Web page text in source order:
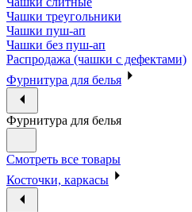
Чашки треугольники
Чашки пуш-ап
Чашки без пуш-ап
Распродажа (чашки с дефектами)
Фурнитура для белья
Фурнитура для белья
Смотреть все товары
Косточки, каркасы